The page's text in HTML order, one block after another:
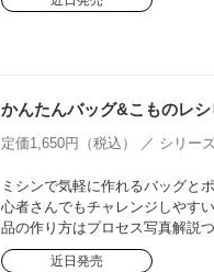
かんたんバッグ&こものレシ
定価1,650円（税込） ／ シリー
ミシンで気軽に作れるバッグと
心者さんでもチャレンジしやす
品の作り方はプロセス写真解説つ
近日発売